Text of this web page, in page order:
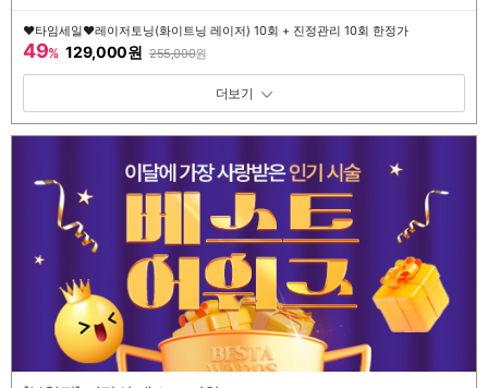
♥️타임세일♥️레이저토닝(화이트닝 레이저) 10회 + 진정관리 10회 한정가
49% 129,000원 255,000원
패키지 보기 토글